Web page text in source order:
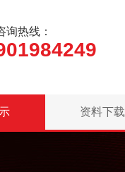
询热线：
资料下载